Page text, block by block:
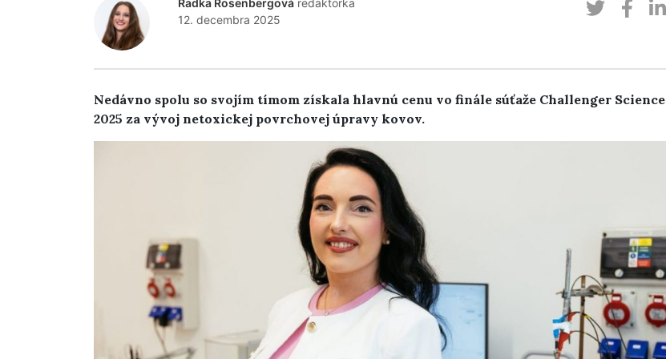
Radka Rosenbergová redaktorka
12. decembra 2025
Nedávno spolu so svojím tímom získala hlavnú cenu vo finále súťaže Challenger Science
2025 za vývoj netoxickej povrchovej úpravy kovov.